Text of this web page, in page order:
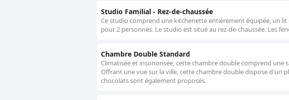
Studio Familial - Rez-de-chaussée
Ce studio comprend une kitchenette entièrement équipée, un
pour 2 personnes. Le studio est situé au rez-de-chaussée. Les
Chambre Double Standard
Climatisée et insonorisée, cette chambre double comprend une
Offrant une vue sur la ville, cette chambre double dispose d'un
chocolats sont également proposés.